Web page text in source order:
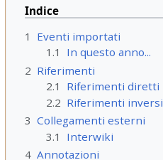
Indice
1
Eventi importati
1.1
In questo anno...
2 Riferimenti
2.1
Riferimenti diretti
2.2 Riferimenti inversi
3 Collegamenti esterni
3.1
Interwiki
4 Annotazioni